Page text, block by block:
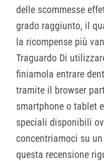
delle scommesse
grado raggiunto, il
la ricompense più
Traguardo Di
finiamola entrare
tramite il browser
smartphone o tablet
speciali disponibili
concentriamoci su
questa recensione